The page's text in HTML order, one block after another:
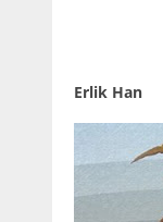
Erlik Han